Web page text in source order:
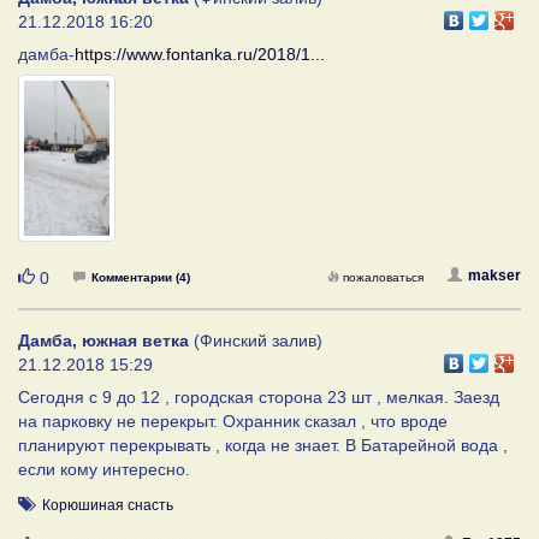
21.12.2018 16:20
дамба-https://www.fontanka.ru/2018/1...
Нравится
0 Комментарии (4) makser
пожаловаться
Дамба, южная ветка (Финский залив)
21.12.2018 15:29
Сегодня с 9 до 12 , городская сторона 23 шт , мелкая. Заезд
на парковку не перекрыт. Охранник сказал , что вроде
планируют перекрывать , когда не знает. В Батарейной вода ,
если кому интересно.
Корюшиная снасть